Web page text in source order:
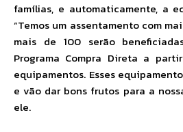
famílias, e automaticamente, a
“Temos um assentamento com
mais de 100 serão
Programa Compra Direta a
equipamentos. Esses
e vão dar bons frutos para a
ele.